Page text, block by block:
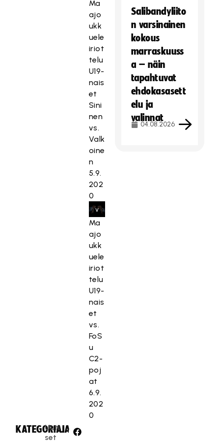
Hyväksy markkinointievästeet
i
n
t
i
e
v
ä
s
e
i
t
ä
.
Hyväksy markkinointievästeet
a
t
ii
m
a
r
k
k
i
n
o
i
n
i
e
ä
s
t
e
i
t
ä
.
Hyväksy markkinointievästeet
Ma
ajo
ukk
uele
iriot
telu
U19-
nais
et
Sini
nen
vs.
Valk
oine
n
5.9.
202
0
ö
o
n
e
s
t
e
t
t
y
,
k
o
s
a
s
v
a
a
t
ii
m
a
r
k
k
i
n
i
n
t
i
e
Ma
ajo
ukk
uele
iriot
telu
U19-
nais
et
vs.
FoS
u
C2-
poj
at
6.9.
202
0
KATEGORIA:
Uuti
set
JAA:
Salibandyliito
n varsinainen
kokous
marraskuuss
a – näin
tapahtuvat
ehdokasasett
elu ja
valinnat
04.08.2026